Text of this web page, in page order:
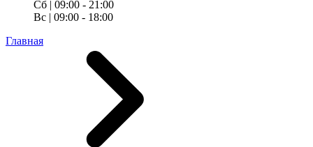
Сб | 09:00 - 21:00
Вс | 09:00 - 18:00
Главная